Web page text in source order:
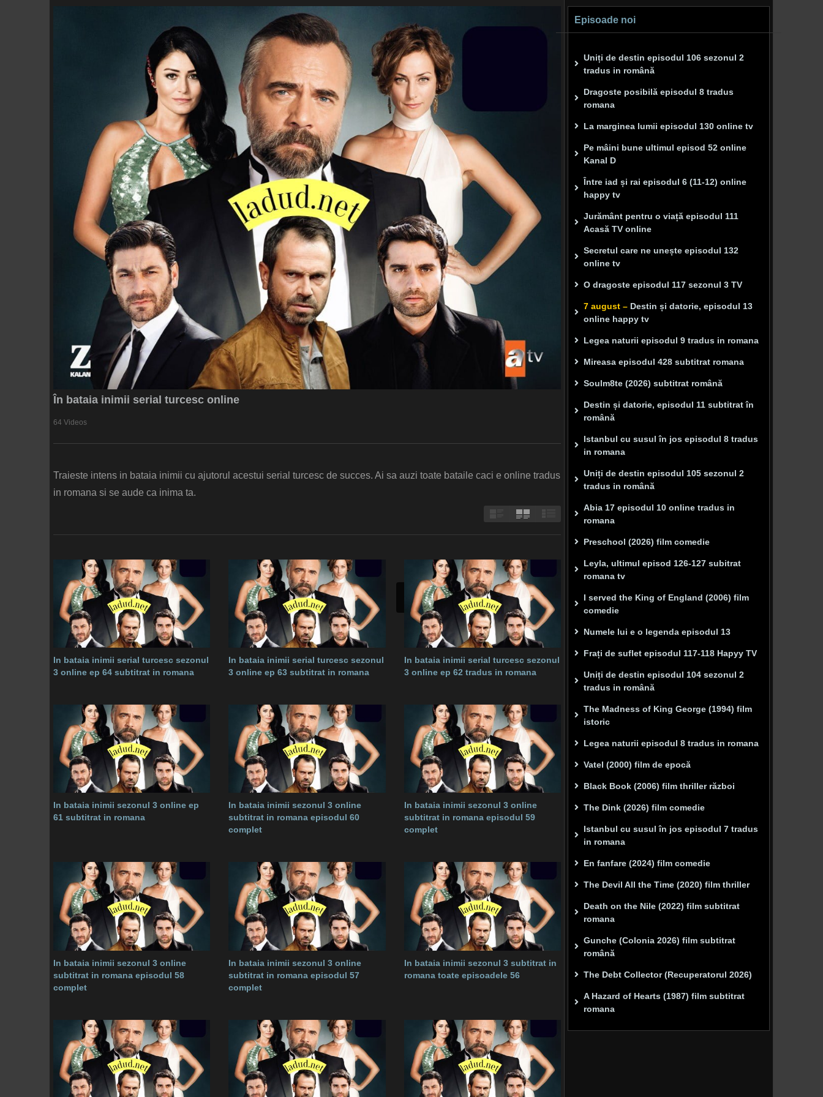
În bataia inimii serial turcesc online
64 Videos
Traieste intens in bataia inimii cu ajutorul acestui serial turcesc de succes. Ai sa auzi toate bataile caci e online tradus
in romana si se aude ca inima ta.
In bataia inimii serial turcesc sezonul
3 online ep 64 subtitrat in romana
In bataia inimii serial turcesc sezonul
3 online ep 63 subtitrat in romana
In bataia inimii serial turcesc sezonul
3 online ep 62 tradus in romana
In bataia inimii sezonul 3 online ep
61 subtitrat in romana
In bataia inimii sezonul 3 online
subtitrat in romana episodul 60
complet
In bataia inimii sezonul 3 online
subtitrat in romana episodul 59
complet
In bataia inimii sezonul 3 online
subtitrat in romana episodul 58
complet
In bataia inimii sezonul 3 online
subtitrat in romana episodul 57
complet
In bataia inimii sezonul 3 subtitrat in
romana toate episoadele 56
Episoade noi
Uniți de destin episodul 106 sezonul 2
tradus in română
Dragoste posibilă episodul 8 tradus
romana
La marginea lumii episodul 130 online tv
Pe mâini bune ultimul episod 52 online
Kanal D
Între iad și rai episodul 6 (11-12) online
happy tv
Jurământ pentru o viață episodul 111
Acasă TV online
Secretul care ne unește episodul 132
online tv
O dragoste episodul 117 sezonul 3 TV
7 august – Destin și datorie, episodul 13
online happy tv
Legea naturii episodul 9 tradus in romana
Mireasa episodul 428 subtitrat romana
Soulm8te (2026) subtitrat română
Destin și datorie, episodul 11 subtitrat în
română
Istanbul cu susul în jos episodul 8 tradus
in romana
Uniți de destin episodul 105 sezonul 2
tradus in română
Abia 17 episodul 10 online tradus in
romana
Preschool (2026) film comedie
Leyla, ultimul episod 126-127 subitrat
romana tv
I served the King of England (2006) film
comedie
Numele lui e o legenda episodul 13
Frați de suflet episodul 117-118 Hapyy TV
Uniți de destin episodul 104 sezonul 2
tradus in română
The Madness of King George (1994) film
istoric
Legea naturii episodul 8 tradus in romana
Vatel (2000) film de epocă
Black Book (2006) film thriller război
The Dink (2026) film comedie
Istanbul cu susul în jos episodul 7 tradus
in romana
En fanfare (2024) film comedie
The Devil All the Time (2020) film thriller
Death on the Nile (2022) film subtitrat
romana
Gunche (Colonia 2026) film subtitrat
română
The Debt Collector (Recuperatorul 2026)
A Hazard of Hearts (1987) film subtitrat
romana